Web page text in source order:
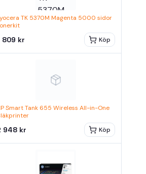
TK 5370M Magenta 5000 sidor
809 kr Köp
Smart Tank 655 Wireless All-in-One
948 kr Köp